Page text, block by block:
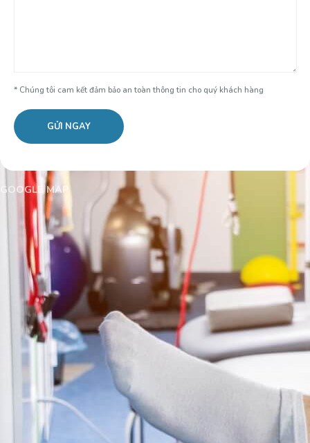
* Chúng tôi cam kết đảm bảo an toàn thông tin cho quý khách hàng
GOOGLE MAP